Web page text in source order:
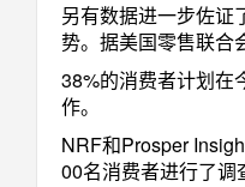
另有数据进一步佐证
势。据美国零售联合
38%的消费者计划在
作。
NRF和Prosper
00名消费者进行了调